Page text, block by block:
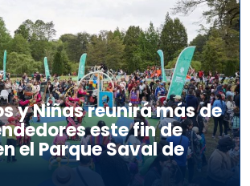
y Niñas reunirá más de
este fin de
el Parque Saval de